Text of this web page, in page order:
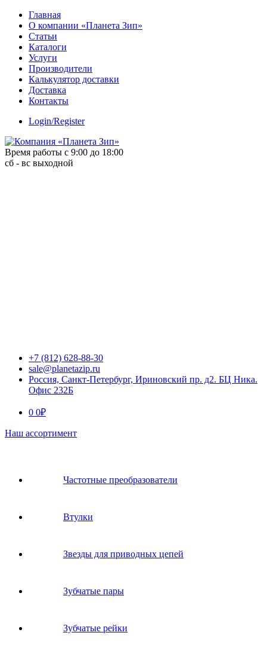
Skip
content
Главная
О компании «Планета Зип»
Статьи
Каталоги
Услуги
Производители
Калькулятор доставки
Доставка
Контакты
Login/Register
Время работы с 9:00 до 18:00
сб - вс выходной
+7 (812) 628-88-30
sale@planetazip.ru
Россия, Санкт-Петербург, Ириновский пр. д2. БЦ Ника.
Офис 232Б
0 0₽
Наш ассортимент
Частотные преобразователи
Втулки
Звeзды для пpивoдных цeпeй
Зубчатые пары
Зубчатые рейки